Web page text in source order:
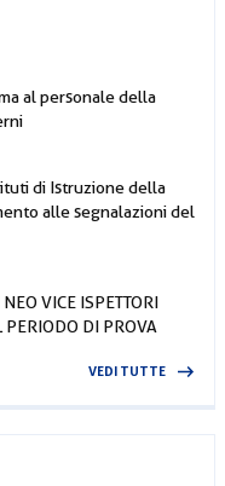
al personale della
di Istruzione della
alle segnalazioni del
VICE ISPETTORI
PERIODO DI PROVA
VEDI TUTTE